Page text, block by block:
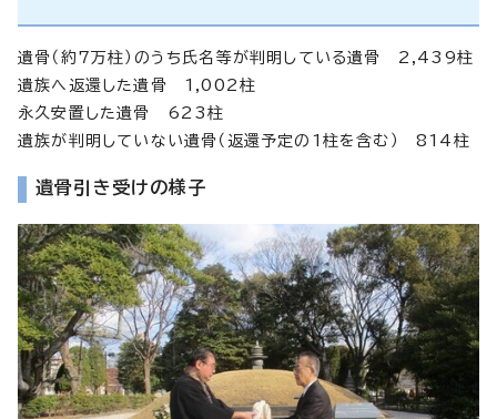
遺骨（約7万柱）のうち氏名等が判明している遺骨 2,439柱
遺族へ返還した遺骨 1,002柱
永久安置した遺骨 623柱
遺族が判明していない遺骨（返還予定の1柱を含む） 814柱
遺骨引き受けの様子